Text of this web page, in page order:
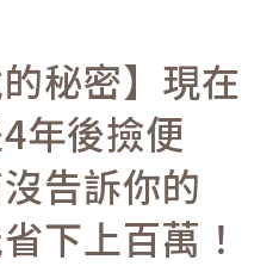
的秘密】現在
年後撿便
告訴你的
下上百萬！